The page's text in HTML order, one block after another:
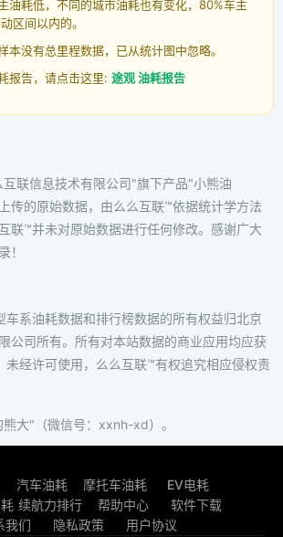
油耗低，不同的城市油耗也有变化，80%车主
区间以内的。
本没有总里程数据，已从统计图中忽略。
报告，请点击这里: 途观 油耗报告
联信息技术有限公司"旗下产品"小熊油
传的原始数据，由么么互联™依据统计学方法
联™并未对原始数据进行任何修改。感谢广大
！
车系油耗数据和排行榜数据的所有权益归北京
公司所有。所有对本站数据的商业应用均应获
未经许可使用，么么互联™有权追究相应侵权责
大"（微信号：xxnh-xd）。
汽车油耗 摩托车油耗
EV电耗
续航力排行 帮助中心
软件下载
我们
隐私政策 用户协议